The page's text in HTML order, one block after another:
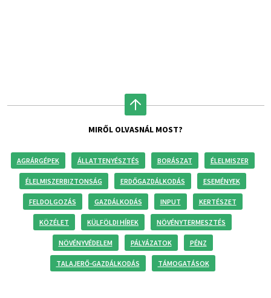
MIRŐL OLVASNÁL MOST?
AGRÁRGÉPEK ÁLLATTENYÉSZTÉS BORÁSZAT ÉLELMISZER
ÉLELMISZERBIZTONSÁG ERDŐGAZDÁLKODÁS ESEMÉNYEK
FELDOLGOZÁS GAZDÁLKODÁS INPUT KERTÉSZET
KÖZÉLET KÜLFÖLDI HÍREK NÖVÉNYTERMESZTÉS
NÖVÉNYVÉDELEM PÁLYÁZATOK PÉNZ
TALAJERŐ-GAZDÁLKODÁS TÁMOGATÁSOK